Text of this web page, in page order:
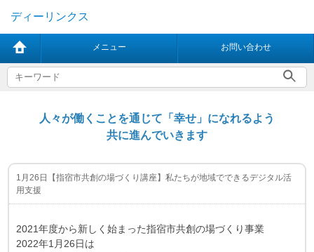
ディーリンクス
メニュー お問い合わせ
人々が働くことを通じて「幸せ」になれるよう
共に進んでいきます
1月26日【指宿市共創の場づくり講座】私たちが地域でできるデジタル活
用支援
2021年度から新しく始まった指宿市共創の場づくり事業
2022年1月26日は